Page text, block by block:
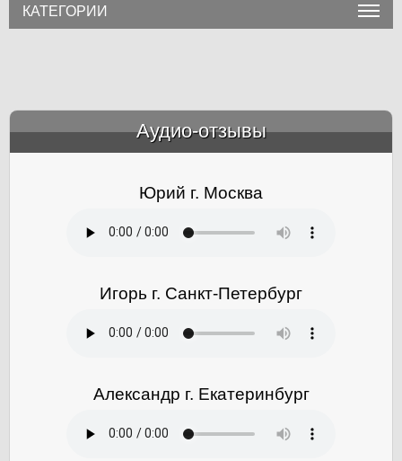
КАТЕГОРИИ
Аудио-отзывы
Юрий г. Москва
Игорь г. Санкт-Петербург
Александр г. Екатеринбург